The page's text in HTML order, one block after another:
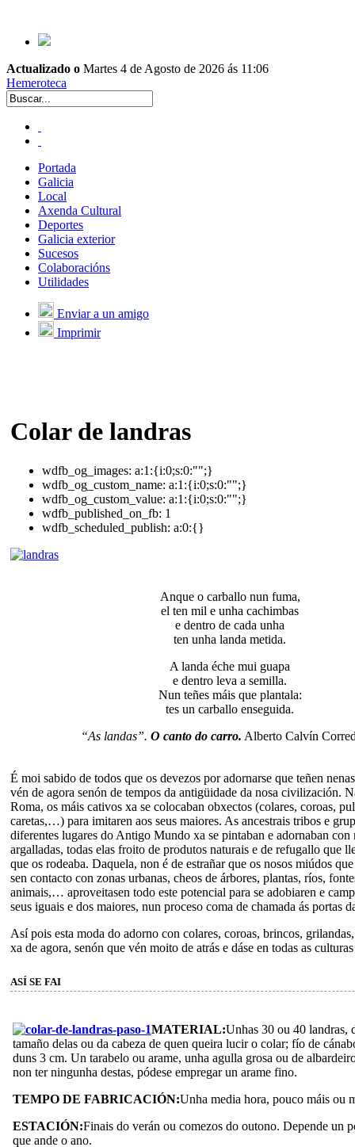
Actualizado o Martes 4 de Agosto de 2026 ás 11:06
Hemeroteca
Portada
Galicia
Local
Axenda Cultural
Deportes
Galicia exterior
Sucesos
Colaboracións
Utilidades
Enviar a un amigo
Imprimir
Colar de landras
wdfb_og_images: a:1:{i:0;s:0:"";}
wdfb_og_custom_name: a:1:{i:0;s:0:"";}
wdfb_og_custom_value: a:1:{i:0;s:0:"";}
wdfb_published_on_fb: 1
wdfb_scheduled_publish: a:0:{}
Anque o carballo nun fuma,
el ten mil e unha cachimbas
e dentro de cada unha
ten unha landa metida.
A landa éche mui guapa
e dentro leva a semilla.
Nun teñes máis que plantala:
tes un carballo enseguida.
“As landas”.O canto do carro. Alberto Calvín
É moi sabido de todos que os devezos por adornarse que teñen
vén de agora senón de tempos da antigüidade da nosa civilización.
Roma, os máis cativos xa se colocaban obxectos (colares, coroas,
caretas,…) para imitaren aos seus maiores. As ancestrais tribos e
diferentes lugares do Antigo Mundo xa se pintaban e adornaban con
argalladas, todas elas froito de produtos naturais e de refugallo que
que os rodeaba. Daquela, non é de estrañar que os nosos miúdos
sen contacto con zonas urbanas, cheos de árbores, plantas, ríos,
animais,… aproveitasen todo este potencial para se adobiaren e
seus iguais e dos maiores, nun proceso coma de chamada ás portas
Así pois esta moda do adorno con colares, coroas, brincos,
xa de agora, senón que vén moito de atrás e dáse en todas as
ASÍ SE FAI
MATERIAL:Unhas 30 ou 40 landras,
tamaño delas ou da cabeza de quen queira lucir o colar; fío de
duns 3 cm. Un tarabelo ou arame, unha agulla grosa ou de
non ter ningunha destas, pódese empregar un arame fino.
TEMPO DE FABRICACIÓN:Unha media hora, pouco máis ou
ESTACIÓN:Finais do verán ou comezos do outono. Depende un
que ande o ano.